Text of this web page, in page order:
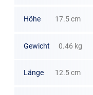
Höhe 17.5 cm
Gewicht 0.46 kg
Länge 12.5 cm